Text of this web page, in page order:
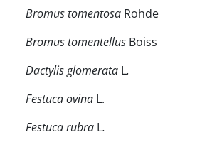
Bromus tomentosa Rohde
Bromus tomentellus Boiss
Dactylis glomerata L.
Festuca ovina L.
Festuca rubra L.